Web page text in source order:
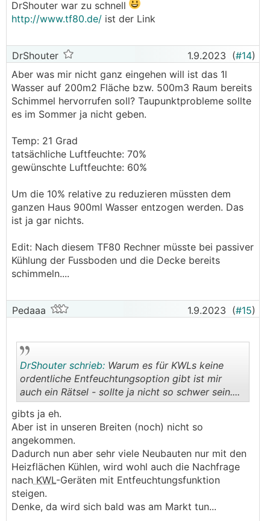
DrShouter war zu schnell
http://www.tf80.de/ ist der Link
DrShouter 1.9.2023 (#14)
Aber was mir nicht ganz eingehen will ist das 1l
Wasser auf 200m2 Fläche bzw. 500m3 Raum bereits
Schimmel hervorrufen soll? Taupunktprobleme sollte
es im Sommer ja nicht geben.
Temp: 21 Grad
tatsächliche Luftfeuchte: 70%
gewünschte Luftfeuchte: 60%
Um die 10% relative zu reduzieren müssten dem
ganzen Haus 900ml Wasser entzogen werden. Das
ist ja gar nichts.
Edit: Nach diesem TF80 Rechner müsste bei passiver
Kühlung der Fussboden und die Decke bereits
schimmeln....
Pedaaa 1.9.2023 (#15)
DrShouter schrieb: Warum es für KWLs keine
ordentliche Entfeuchtungsoption gibt ist mir
auch ein Rätsel - sollte ja nicht so schwer sein....
gibts ja eh.
Aber ist in unseren Breiten (noch) nicht so
angekommen.
Dadurch nun aber sehr viele Neubauten nur mit den
Heizflächen Kühlen, wird wohl auch die Nachfrage
nach KWL-Geräten mit Entfeuchtungsfunktion
steigen.
Denke, da wird sich bald was am Markt tun...